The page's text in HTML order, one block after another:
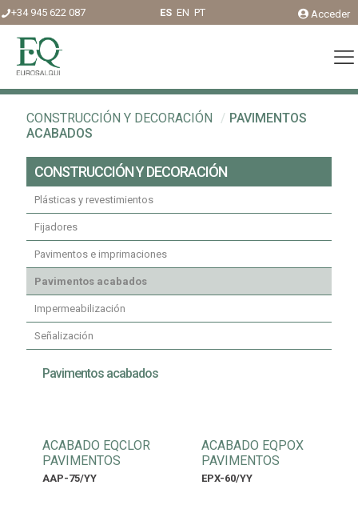
+34 945 622 087 ES EN PT Acceder
CONSTRUCCIÓN Y DECORACIÓN / PAVIMENTOS
ACABADOS
CONSTRUCCIÓN Y DECORACIÓN
Plásticas y revestimientos
Fijadores
Pavimentos e imprimaciones
Pavimentos acabados
Impermeabilización
Señalización
Pavimentos acabados
ACABADO EQCLOR
PAVIMENTOS
AAP-75/YY
ACABADO EQPOX
PAVIMENTOS
EPX-60/YY